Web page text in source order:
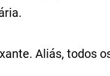
Aliás, todos